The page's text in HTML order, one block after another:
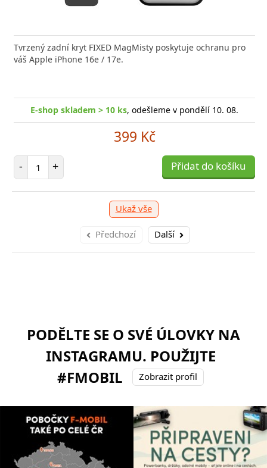
Tvrzený zadní kryt FIXED MagMisty poskytuje ochranu pro
váš Apple iPhone 16e / 17e.
E-shop skladem > 10 ks, odešleme v pondělí 10. 08.
399 Kč
- Počet položek
+ Přidat do košíku
Ukaž vše
Předchozí Další
FIXED zajistí rychlé a bezpečné nabíjení
moderního smartphonu,
skladem > 10 ks, odešleme v pondělí 10. 08.
položek Přidat do košíku -
značky Baseus Cafule Series Metal. Kabel
data z mobilních
skladem > 10 ks, odešleme v pondělí 10. 08.
159 Kč
+ Přidat do košíku
Datový
-
PODĚLTE SE O SVÉ ÚLOVKY NA
INSTAGRAMU. POUŽIJTE
#FMOBIL
Zobrazit profil